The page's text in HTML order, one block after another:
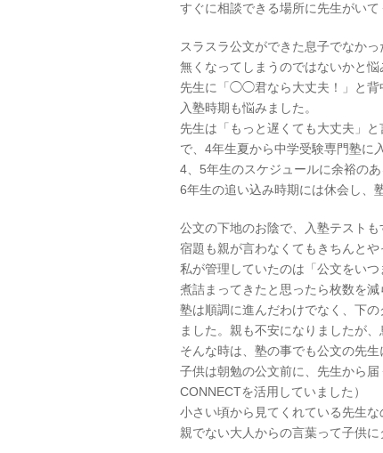
すぐに相談できる場所に先生がいて
スラスラ公文ができた息子でなか
無くなってしまうのではないかと悩
先生に「◯◯君なら大丈夫！」と背
入塾時期も悩みました。
先生は「もっと遅くても大丈夫」
で、4年生夏から中学受験専門塾に入
4、5年生のスケジュールに余裕の
6年生の追い込み時期には休会し、
公文の下地のお陰で、入塾テスト
宿題も親が言わなくてもきちんとや
私が管理していたのは「公文をいつ
煮詰まってきたと思ったら枚数を減
塾は順調に進んだわけでなく、下
ました。親も不安になりましたが
そんな時は、塾の事でも公文の先生
子供は朝勉の公文前に、先生から
CONNECTを活用していました）
小さい頃から見てくれている先生
親でない大人からの言葉って子供に